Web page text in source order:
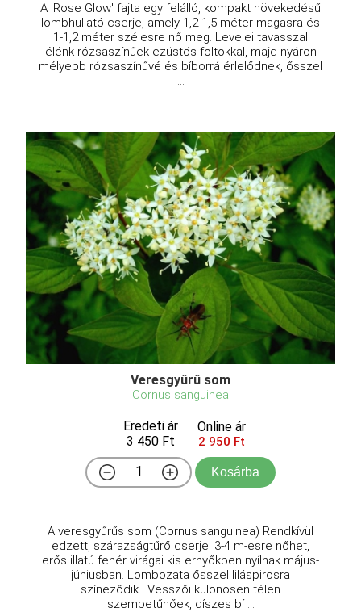
A 'Rose Glow' fajta egy felálló, kompakt növekedésű
lombhullató cserje, amely 1,2-1,5 méter magasra és
1-1,2 méter szélesre nő meg. Levelei tavasszal
élénk rózsaszínűek ezüstös foltokkal, majd nyáron
mélyebb rózsaszínűvé és bíborrá érlelődnek, ősszel
...
Veresgyűrű som
Cornus sanguinea
Eredeti ár
3 450 Ft
Online ár
2 950 Ft
Kosárba
A veresgyűrűs som (Cornus sanguinea) Rendkívül
edzett, szárazságtűrő cserje. 3-4 m-esre nőhet,
erős illatú fehér virágai kis ernyőkben nyílnak május-
júniusban. Lombozata ősszel liláspirosra
színeződik. Vesszői különösen télen
szembetűnőek, díszes bí ...